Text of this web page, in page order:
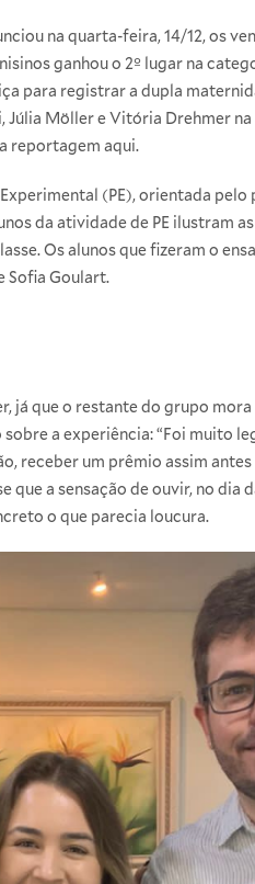
na quarta-feira, 14/12, os
ganhou o 2º lugar na
para registrar a dupla
Júlia Möller e Vitória Drehmer
reportagem aqui.
(PE), orientada
da atividade de PE ilustram
Os alunos que fizeram o
Sofia Goulart.
que o restante do grupo
a experiência: “Foi muito
receber um prêmio assim
que a sensação de ouvir, no dia
o que parecia loucura.